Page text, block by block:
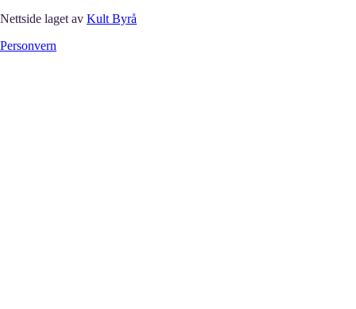
Nettside laget av Kult Byrå
Personvern